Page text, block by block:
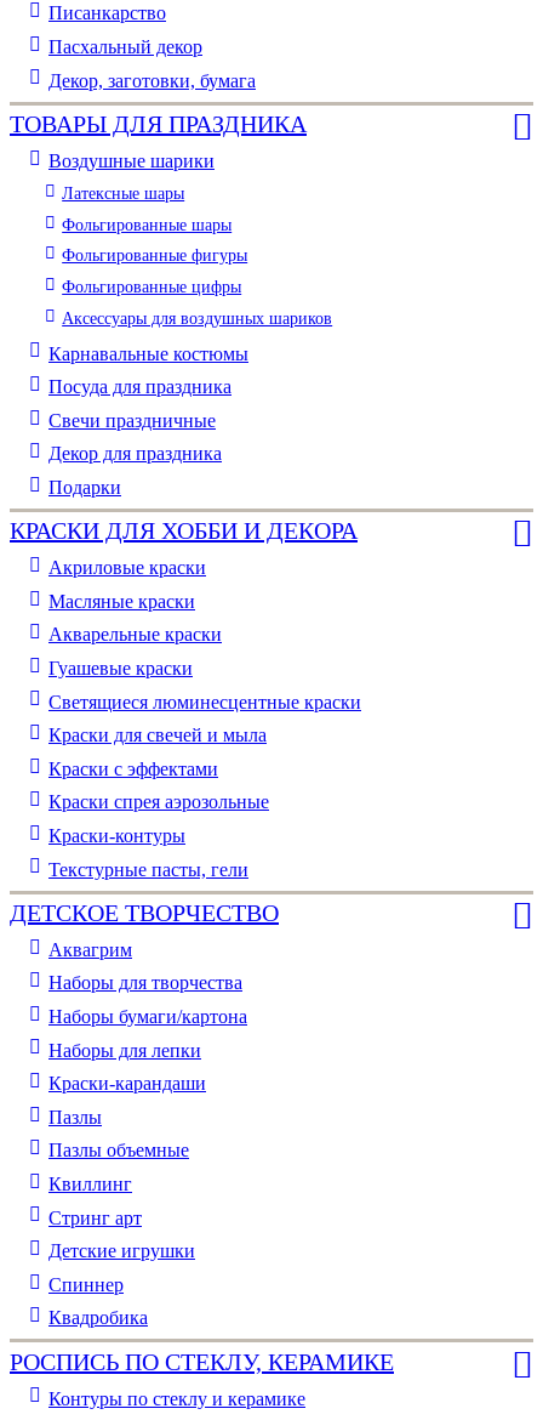
Писанкарство
Пасхальный декор
Декор, заготовки, бумага
ТОВАРЫ ДЛЯ ПРАЗДНИКА
Воздушные шарики
Латексные шары
Фольгированные шары
Фольгированные фигуры
Фольгированные цифры
Аксессуары для воздушных шариков
Карнавальные костюмы
Посуда для праздника
Свечи праздничные
Декор для праздника
Подарки
КРАСКИ ДЛЯ ХОББИ И ДЕКОРА
Акриловые краски
Масляные краски
Акварельные краски
Гуашевые краски
Светящиеся люминесцентные краски
Краски для свечей и мыла
Краски с эффектами
Краски спрея аэрозольные
Краски-контуры
Текстурные пасты, гели
ДЕТСКОЕ ТВОРЧЕСТВО
Аквагрим
Наборы для творчества
Наборы бумаги/картона
Наборы для лепки
Краски-карандаши
Пазлы
Пазлы объемные
Квиллинг
Стринг арт
Детские игрушки
Спиннер
Квадробика
РОСПИСЬ ПО СТЕКЛУ, КЕРАМИКЕ
Контуры по стеклу и керамике